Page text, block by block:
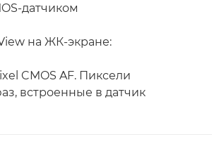
датчиком
на ЖК-экране:
CMOS AF. Пиксели
встроенные в датчик